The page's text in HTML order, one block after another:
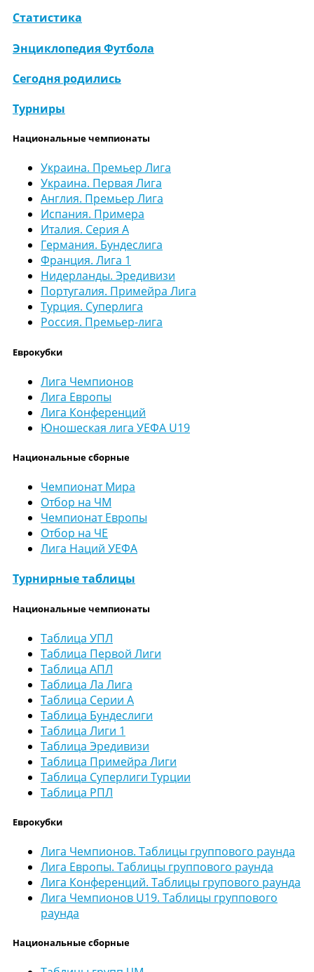
Статистика
Энциклопедия Футбола
Сегодня родились
Турниры
Национальные чемпионаты
Украина. Премьер Лига
Украина. Первая Лига
Англия. Премьер Лига
Испания. Примера
Италия. Серия А
Германия. Бундеслига
Франция. Лига 1
Нидерланды. Эредивизи
Португалия. Примейра Лига
Турция. Суперлига
Россия. Премьер-лига
Еврокубки
Лига Чемпионов
Лига Европы
Лига Конференций
Юношеская лига УЕФА U19
Национальные сборные
Чемпионат Мира
Отбор на ЧМ
Чемпионат Европы
Отбор на ЧЕ
Лига Наций УЕФА
Турнирные таблицы
Национальные чемпионаты
Таблица УПЛ
Таблица Первой Лиги
Таблица АПЛ
Таблица Ла Лига
Таблица Серии А
Таблица Бундеслиги
Таблица Лиги 1
Таблица Эредивизи
Таблица Примейра Лиги
Таблица Суперлиги Турции
Таблица РПЛ
Еврокубки
Лига Чемпионов. Таблицы группового раунда
Лига Европы. Таблицы группового раунда
Лига Конференций. Таблицы групового раунда
Лига Чемпионов U19. Таблицы группового
раунда
Национальные сборные